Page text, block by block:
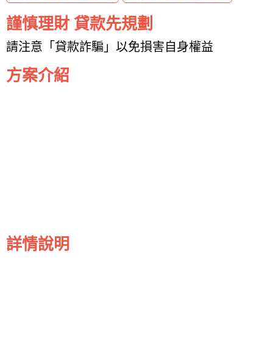
謹慎理財 貸款先規劃
請注意「貸款詐騙」以免損害自身權益
方案介紹
詳情說明